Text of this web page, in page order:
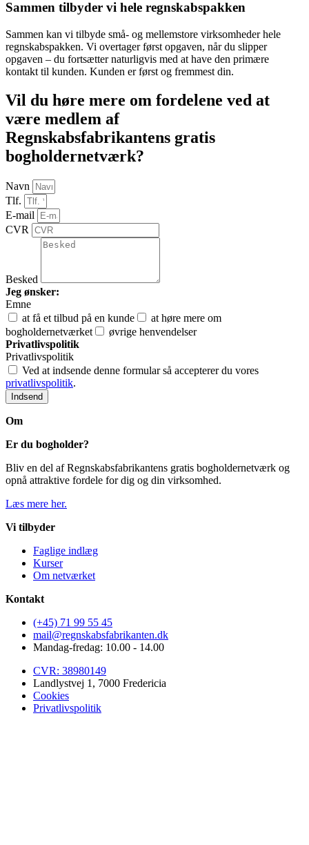
Sammen tilbyder vi hele regnskabspakken
Sammen kan vi tilbyde små- og mellemstore virksomheder hele
regnskabspakken. Vi overtager først opgaven, når du slipper
opgaven – du fortsætter naturligvis med at have den primære
kontakt til kunden. Kunden er først og fremmest din.
Vil du høre mere om fordelene ved at
være medlem af
Regnskabsfabrikantens gratis
bogholdernetværk?
Navn
Tlf.
E-mail
CVR
Besked
Jeg ønsker:
Emne
at få et tilbud på en kunde
at høre mere om
bogholdernetværket
øvrige henvendelser
Privatlivspolitik
Privatlivspolitik
Ved at indsende denne formular så accepterer du vores
privatlivspolitik.
Indsend
Om
Er du bogholder?
Bliv en del af Regnskabsfabrikantens gratis bogholdernetværk og
opnå attraktive fordele for dig og din virksomhed.
Læs mere her.
Vi tilbyder
Faglige indlæg
Kurser
Om netværket
Kontakt
(+45) 71 99 55 45
mail@regnskabsfabrikanten.dk
Mandag-fredag: 10.00 - 14.00
CVR: 38980149
Landlystvej 1, 7000 Fredericia
Cookies
Privatlivspolitik